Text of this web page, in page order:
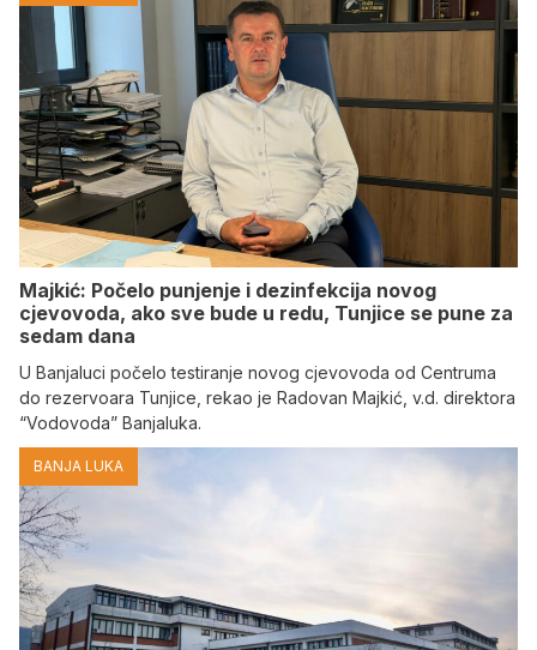
Majkić: Počelo punjenje i dezinfekcija novog
cjevovoda, ako sve bude u redu, Tunjice se pune za
sedam dana
U Banjaluci počelo testiranje novog cjevovoda od Centruma
do rezervoara Tunjice, rekao je Radovan Majkić, v.d. direktora
“Vodovoda” Banjaluka.
BANJA LUKA